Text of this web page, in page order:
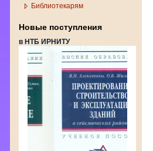
Библиотекарям
Новые поступления
в НТБ ИРНИТУ